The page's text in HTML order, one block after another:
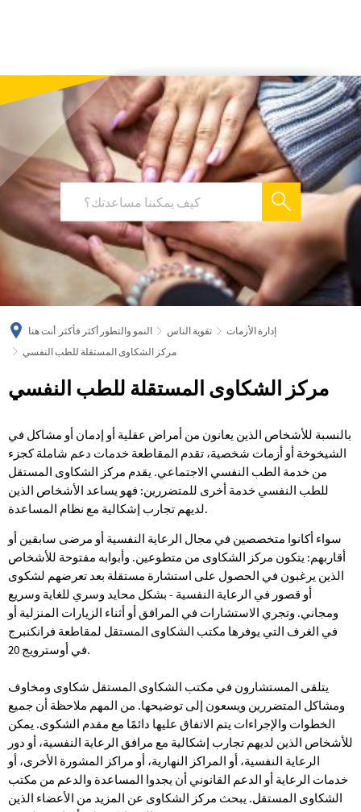
deutsch
أنت هنا النمو والتطور أكثر فأكثر تقوية الناس
إدارة الأزمات
مركز الشكاوى المستقلة للطب النفسي
مركز
المستقلة
للطب
النفسي
مركز الشكاوى المستقلة للطب النفسي
بالنسبة للأشخاص الذين يعانون من أمراض عقلية أو إدمان أو مشاكل في
الشيخوخة أو أزمات شخصية، تقدم المقاطعة خدمات دعم شاملة كجزء
من خدمة الطب النفسي الاجتماعي. يقدم مركز الشكاوى المستقل
للطب النفسي خدمة أخرى للمتضررين: فهو يساعد الأشخاص الذين
لديهم تجارب إشكالية مع نظام المساعدة.
سواء أكانوا متخصصين في مجال الرعاية النفسية أو مرضى سابقين أو
أقاربهم: يتكون مركز الشكاوى من متطوعين. وأبوابه مفتوحة للأشخاص
الذين يرغبون في الحصول على استشارة مستقلة بعد تعرضهم لشكوى
أو قصور في الرعاية النفسية - بشكل محايد وسري للغاية وسريع
ومجاني. وتجري الاستشارات في المرافق أو أثناء الزيارات المنزلية أو
في الغرف التي يوفرها مكتب الشكاوى المستقل لمقاطعة فرانكنبرج
في أوسترويج 20.
يتلقى المستشارون في مكتب الشكاوى المستقل شكاوى ومخاوف
ومشاكل المتضررين ويسعون إلى توضيحها. من المهم ملاحظة أن جميع
الخطوات والإجراءات يتم الاتفاق عليها دائمًا مع مقدم الشكوى. يمكن
للأشخاص الذين لديهم تجارب إشكالية مع مرافق الرعاية النفسية، أو دور
الرعاية النفسية، أو المراكز النهارية، أو مراكز المشورة الأخرى، أو
خدمات الرعاية أو الدعم القانوني أن يجدوا المساعدة والدعم من مكتب
الشكاوى المستقل. يبحث مركز الشكاوى عن المزيد من الأعضاء الذين